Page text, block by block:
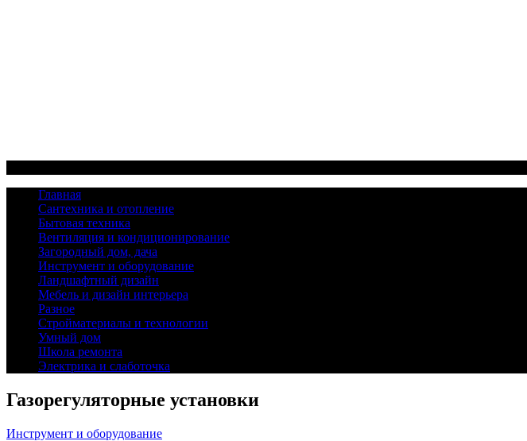
Главная
Сантехника и отопление
Бытовая техника
Вентиляция и кондиционирование
Загородный дом, дача
Инструмент и оборудование
Ландшафтный дизайн
Мебель и дизайн интерьера
Разное
Стройматериалы и технологии
Умный дом
Школа ремонта
Электрика и слаботочка
Газорегуляторные установки
Инструмент и оборудование